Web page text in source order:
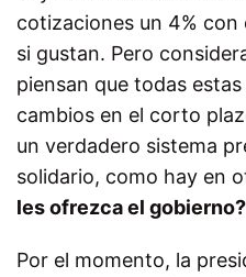
cotizaciones un 4% con
si gustan. Pero
piensan que todas
cambios en el corto
un verdadero sistema
solidario, como hay en
les ofrezca el gobierno?
Por el momento, la